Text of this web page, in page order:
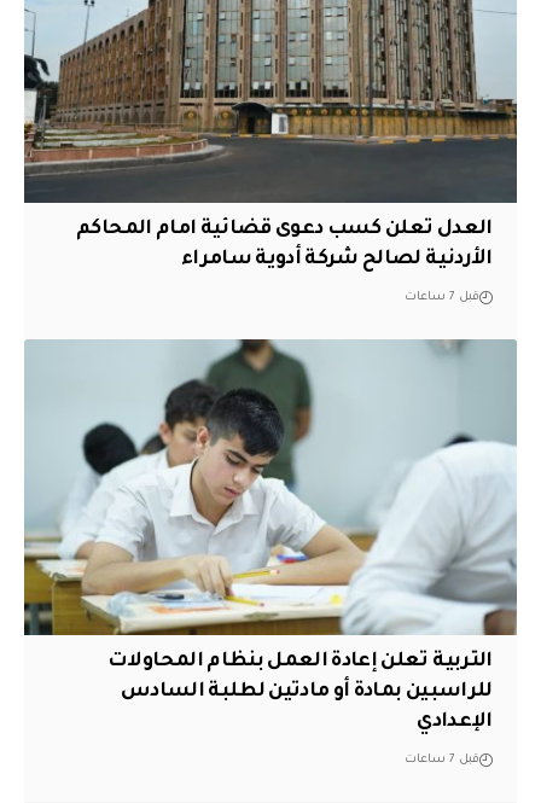
العدل تعلن كسب دعوى قضائية امام المحاكم
الأردنية لصالح شركة أدوية سامراء
قبل 7 ساعات
التربية تعلن إعادة العمل بنظام المحاولات
للراسبين بمادة أو مادتين لطلبة السادس
الإعدادي
قبل 7 ساعات